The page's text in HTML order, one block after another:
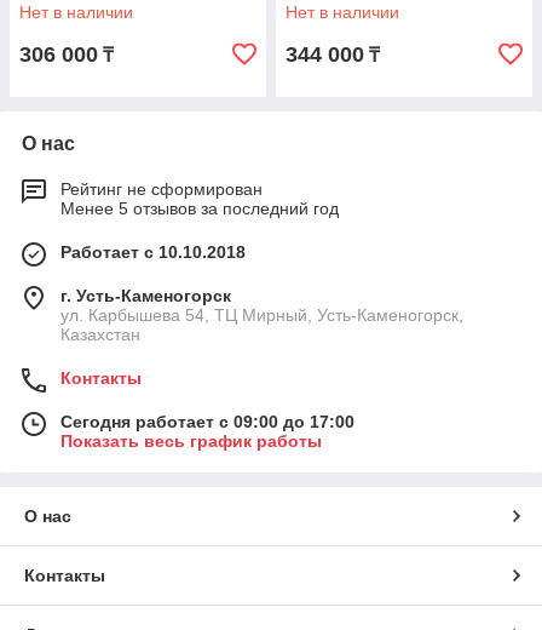
Нет в наличии
306 000 ₸
Нет в наличии
344 000 ₸
О нас
Рейтинг не сформирован
Менее 5 отзывов за последний год
Работает с 10.10.2018
г. Усть-Каменогорск
ул. Карбышева 54, ТЦ Мирный, Усть-Каменогорск,
Казахстан
Контакты
Сегодня работает с 09:00 до 17:00
Показать весь график работы
О нас
Контакты